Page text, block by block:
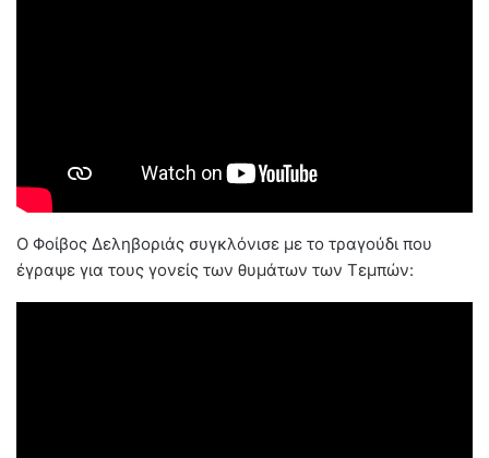
Ο Φοίβος Δεληβοριάς συγκλόνισε με το τραγούδι που
έγραψε για τους γονείς των θυμάτων των Τεμπών: